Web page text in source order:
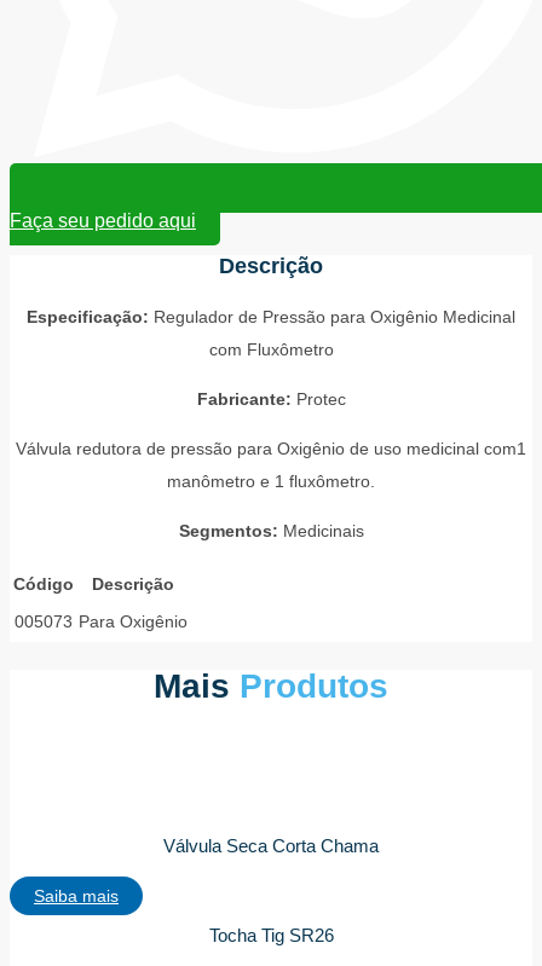
Faça seu pedido aqui
Descrição
Especificação: Regulador de Pressão para Oxigênio Medicinal
com Fluxômetro
Fabricante: Protec
Válvula redutora de pressão para Oxigênio de uso medicinal com1
manômetro e 1 fluxômetro.
Segmentos: Medicinais
Código
Descrição
005073 Para Oxigênio
Mais Produtos
Válvula Seca Corta Chama
Saiba mais
Tocha Tig SR26